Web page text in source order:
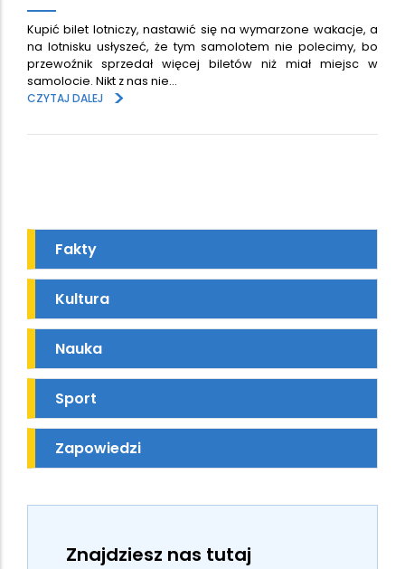
Kupić bilet lotniczy, nastawić się na wymarzone wakacje, a
na lotnisku usłyszeć, że tym samolotem nie polecimy, bo
przewoźnik sprzedał więcej biletów niż miał miejsc w
samolocie. Nikt z nas nie…
CZYTAJ DALEJ
>
Fakty
Kultura
Nauka
Sport
Zapowiedzi
Znajdziesz nas tutaj